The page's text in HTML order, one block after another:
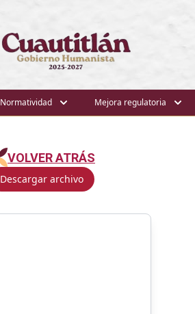
Normatividad Mejora regulatoria
VOLVER ATRÁS
Descargar archivo